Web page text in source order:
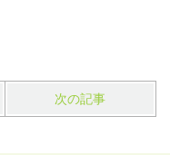
次の記事